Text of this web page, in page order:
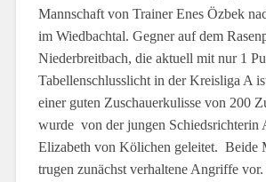
Mannschaft von Trainer Enes Özbek
im Wiedbachtal. Gegner auf dem
Niederbreitbach, die aktuell mit nur 1
Tabellenschlusslicht in der Kreisliga A
einer guten Zuschauerkulisse von 200
wurde von der jungen Schiedsrichterin
Elizabeth von Kölichen geleitet. Beide
trugen zunächst verhaltene Angriffe